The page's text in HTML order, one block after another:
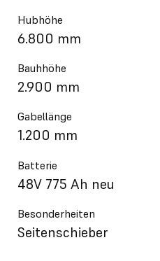
Hubhöhe
6.800 mm
Bauhhöhe
2.900 mm
Gabellänge
1.200 mm
Batterie
48V 775 Ah neu
Besonderheiten
Seitenschieber